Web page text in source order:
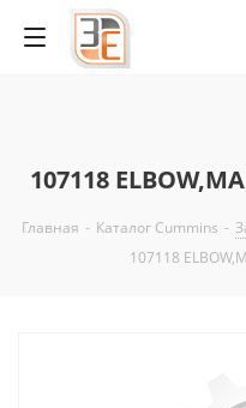
107118
Главная - Каталог Cummins -
107118